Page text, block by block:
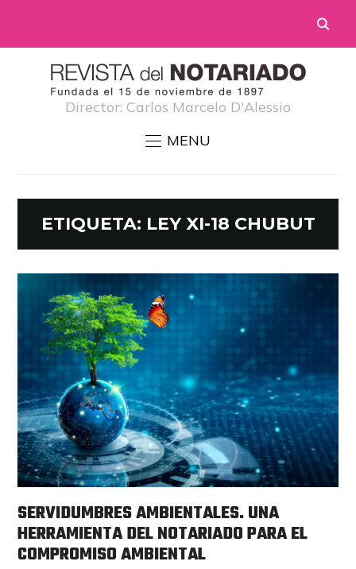
Director: Carlos Marcelo D'Alessio
MENU
ETIQUETA: LEY XI-18 CHUBUT
SERVIDUMBRES AMBIENTALES. UNA
HERRAMIENTA DEL NOTARIADO PARA EL
COMPROMISO AMBIENTAL